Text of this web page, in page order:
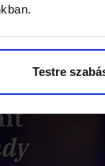
Testre